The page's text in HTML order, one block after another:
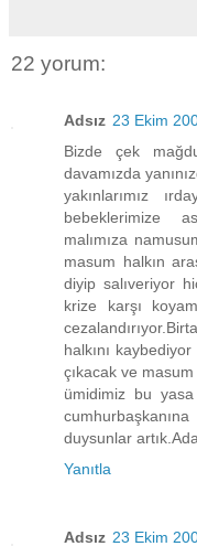
22 yorum:
Adsız 23 Ekim
Bizde çek
davamızda
yakınlarımız
bebeklerimize
malımıza
masum halkın
diyip salıveriyor
krize karşı
halkını
çıkacak ve
ümidimiz bu
duysunlar
Yanıtla
Adsız 23 Ekim